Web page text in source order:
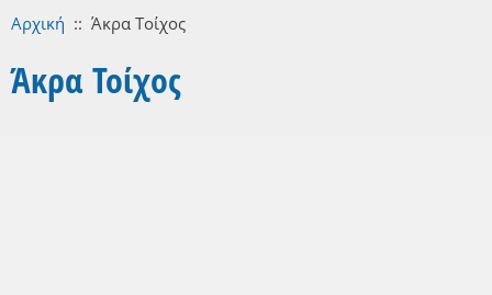
Αρχική :: Άκρα Τοίχος
Άκρα Τοίχος